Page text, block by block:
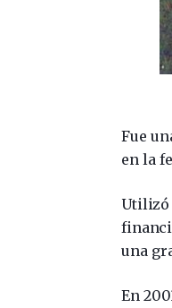
Fue
en la
Utilizó
una
En